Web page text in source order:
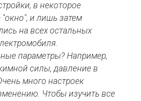
в некоторое
и лишь затем
на всех остальных
параметры? Например,
силы, давление в
много настроек
Чтобы изучить все